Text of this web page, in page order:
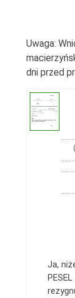
Uwaga:
dni przed
Ja,